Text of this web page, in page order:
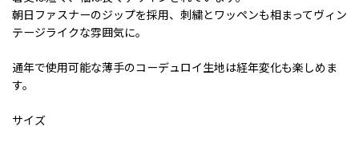
朝日ファスナーのジップを採用、刺繍とワッペンも相まってヴィン
テージライクな雰囲気に。
通年で使用可能な薄手のコーデュロイ生地は経年変化も楽しめま
す。
サイズ